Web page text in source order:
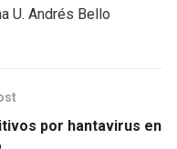
U. Andrés Bello
por hantavirus en